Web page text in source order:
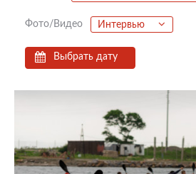
Фото/Видео Интервью
Выбрать дату